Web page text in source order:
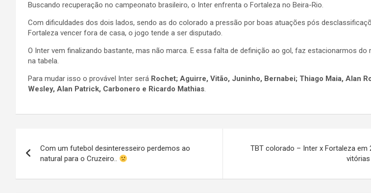
Buscando recuperação no campeonato brasileiro, o Inter enfrenta o Fortaleza no Beira-Rio.
Com dificuldades dos dois lados, sendo as do colorado a pressão por boas atuações pós
Fortaleza vencer fora de casa, o jogo tende a ser disputado.
O Inter vem finalizando bastante, mas não marca. E essa falta de definição ao gol, faz estacionarmos do
na tabela.
Para mudar isso o provável Inter será Rochet; Aguirre, Vitão, Juninho, Bernabei; Thiago Maia, Alan
Wesley, Alan Patrick, Carbonero e Ricardo Mathias.
de
Post
Com um futebol desinteresseiro perdemos ao
natural para o Cruzeiro..
TBT colorado – Inter x Fortaleza em